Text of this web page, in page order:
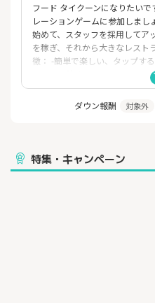
フード タイクーンになりたい
レーションゲームに参加しまし
始めて、スタッフを採用してア
を稼ぎ、それから大きなレスト
徴： -簡単で楽しい、タップす
ために戦略的にレストランをア
ランや食べ物があなたの発見を
レストランゲームが好きなら、
い。レストランビジネスに参入
ダウン報酬 対象外
特集・キャンペーン